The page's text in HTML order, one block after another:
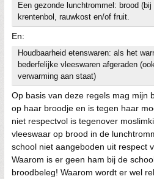
Een gezonde lunchtrommel: brood
krentenbol, rauwkost en/of fruit.
En:
Houdbaarheid etenswaren: als het
bederfelijke vleeswaren afgeraden
verwarming aan staat)
Op basis van deze regels mag mijn
op haar broodje en is tegen haar
niet respectvol is tegenover
vleeswaar op brood in de
school niet aangeboden uit respect
Waarom is er geen ham bij de
broodbeleg! Waarom wordt er wel